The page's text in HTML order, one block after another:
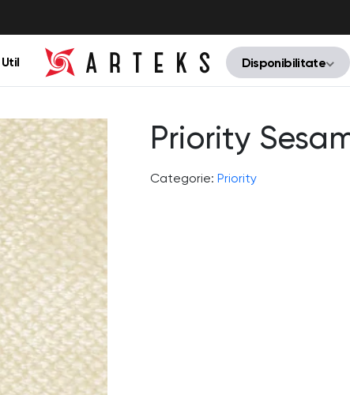
Util Disponibilitate
Priority
Categorie: Priority